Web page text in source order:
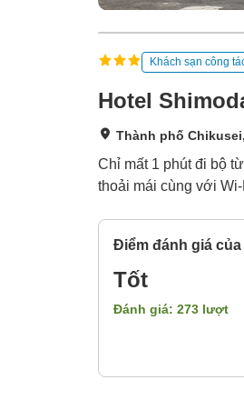
Khách sạn công
Hotel
Thành phố
Chỉ mất 1 phút đi bộ
thoải mái cùng với
Điểm đánh giá
Tốt
Đánh giá: 273 lượt